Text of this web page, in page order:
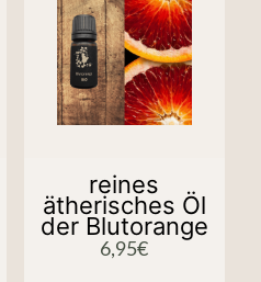
reines
ätherisches Öl
der Blutorange
6,95€